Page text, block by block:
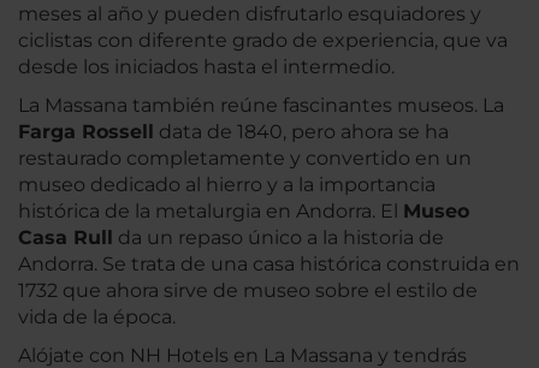
meses al año y pueden disfrutarlo esquiadores y
ciclistas con diferente grado de experiencia, que va
desde los iniciados hasta el intermedio.
La Massana también reúne fascinantes museos. La
Farga Rossell data de 1840, pero ahora se ha
restaurado completamente y convertido en un
museo dedicado al hierro y a la importancia
histórica de la metalurgia en Andorra. El Museo
Casa Rull da un repaso único a la historia de
Andorra. Se trata de una casa histórica construida en
1732 que ahora sirve de museo sobre el estilo de
vida de la época.
Alójate con NH Hotels en La Massana y tendrás